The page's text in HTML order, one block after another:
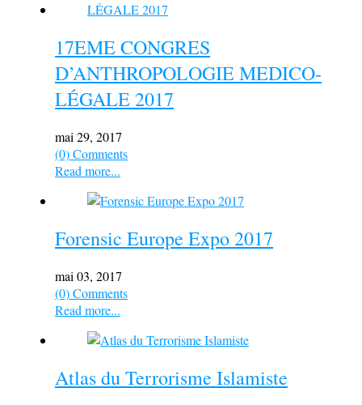
17EME CONGRES
D’ANTHROPOLOGIE MEDICO-
LÉGALE 2017
mai 29, 2017
(0) Comments
Read more...
Forensic Europe Expo 2017
mai 03, 2017
(0) Comments
Read more...
Atlas du Terrorisme Islamiste